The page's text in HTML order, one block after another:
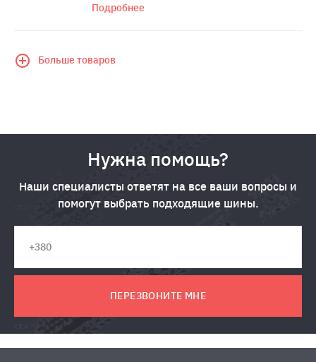
Подробнее
Больше товаров
Нужна помощь?
Наши специалисты ответят на все ваши вопросы и
помогут выбрать подходящие шины.
ПЕРЕЗВОНИТЕ МНЕ